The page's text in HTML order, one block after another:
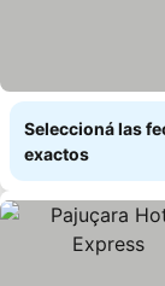
Seleccioná las
exactos